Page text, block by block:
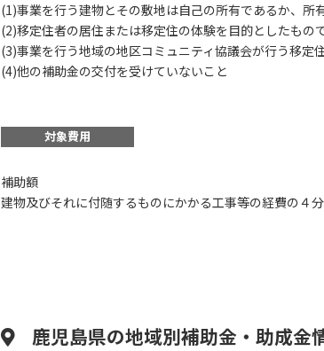
(1)事業を行う建物とその敷地は自己の所有であるか、所
(2)移定住者の居住または移定住の体験を目的としたもの
(3)事業を行う地域の地区コミュニティ協議会が行う移定
(4)他の補助金の交付を受けていないこと
対象費用
補助額
建物及びそれに付随するものにかかる工事等の経費の４
鹿児島県の地域別補助金・助成金
メー